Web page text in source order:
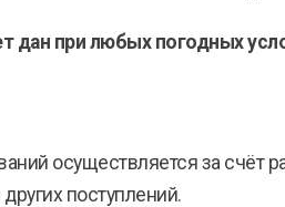
дан при любых погодных
осуществляется за счёт
поступлений.